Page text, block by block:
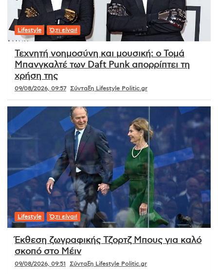
Lifestyle Ό,τι είναι!
Τεχνητή νοημοσύνη και μουσική: ο Τομά
Μπανγκαλτέ των Daft Punk απορρίπτει τη
χρήση της
09/08/2026, 09:57 Σύνταξη Lifestyle Politic.gr
Lifestyle Ό,τι είναι!
Έκθεση ζωγραφικής Τζορτζ Μπους για καλό
σκοπό στο Μέιν
09/08/2026, 09:51 Σύνταξη Lifestyle Politic.gr